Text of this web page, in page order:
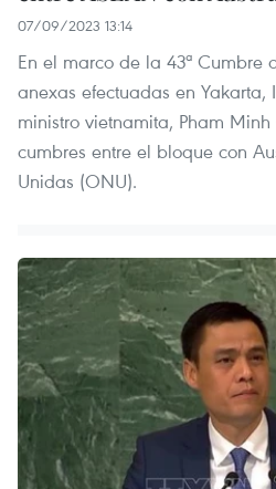
07/09/2023 13:14
En el marco de la 43ª Cumbre
anexas efectuadas en Yakarta,
ministro vietnamita, Pham
cumbres entre el bloque con
Unidas (ONU).